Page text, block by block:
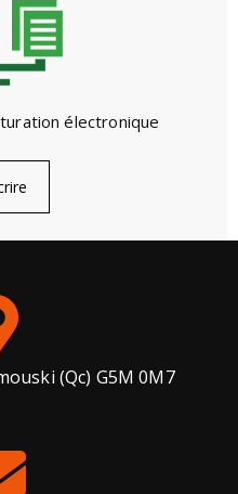
électronique
(Qc) G5M 0M7